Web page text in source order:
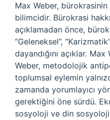
Max Weber,
bilimcidir. Bürokrasi
açıklamadan önce,
“Geleneksel”,
dayandığını açıklar.
Weber, metodolojik
toplumsal eylemin
zamanda yorumlayıcı
gerektiğini öne sürdü.
sosyoloji ve din